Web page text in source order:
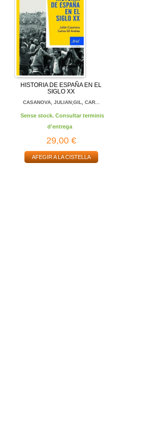
HISTORIA DE ESPAÑA EN EL
SIGLO XX
CASANOVA, JULIAN;GIL, CAR...
Sense stock. Consultar terminis
d'entrega
29,00 €
AFEGIR A LA CISTELLA